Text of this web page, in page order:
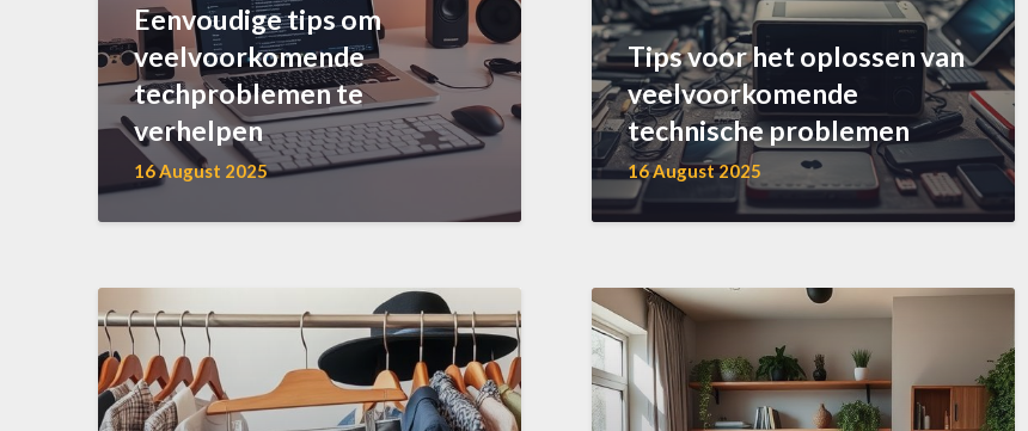
Eenvoudige tips om
veelvoorkomende
techproblemen te
verhelpen
16 August 2025
Tips voor het oplossen van
veelvoorkomende
technische problemen
16 August 2025